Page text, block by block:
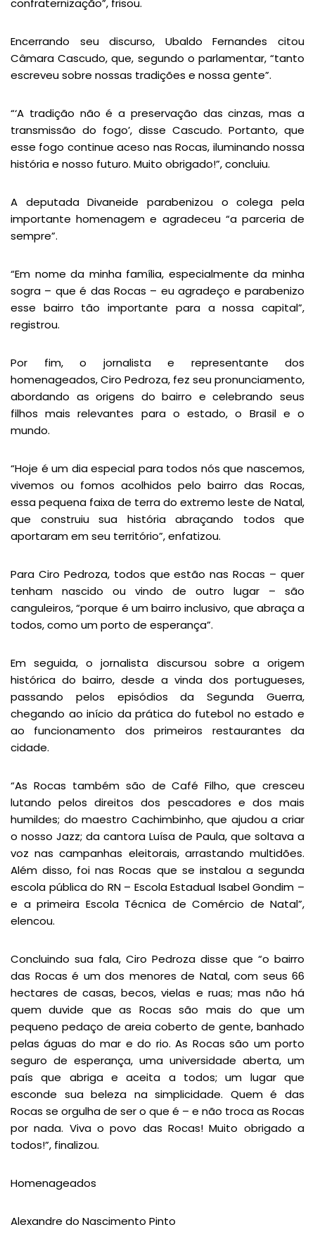
confraternização”, frisou.
Encerrando seu discurso, Ubaldo Fernandes citou
Câmara Cascudo, que, segundo o parlamentar, “tanto
escreveu sobre nossas tradições e nossa gente”.
“‘A tradição não é a preservação das cinzas, mas a
transmissão do fogo’, disse Cascudo. Portanto, que
esse fogo continue aceso nas Rocas, iluminando nossa
história e nosso futuro. Muito obrigado!”, concluiu.
A deputada Divaneide parabenizou o colega pela
importante homenagem e agradeceu “a parceria de
sempre”.
“Em nome da minha família, especialmente da minha
sogra – que é das Rocas – eu agradeço e parabenizo
esse bairro tão importante para a nossa capital”,
registrou.
Por fim, o jornalista e representante dos
homenageados, Ciro Pedroza, fez seu pronunciamento,
abordando as origens do bairro e celebrando seus
filhos mais relevantes para o estado, o Brasil e o
mundo.
“Hoje é um dia especial para todos nós que nascemos,
vivemos ou fomos acolhidos pelo bairro das Rocas,
essa pequena faixa de terra do extremo leste de Natal,
que construiu sua história abraçando todos que
aportaram em seu território”, enfatizou.
Para Ciro Pedroza, todos que estão nas Rocas – quer
tenham nascido ou vindo de outro lugar – são
canguleiros, “porque é um bairro inclusivo, que abraça a
todos, como um porto de esperança”.
Em seguida, o jornalista discursou sobre a origem
histórica do bairro, desde a vinda dos portugueses,
passando pelos episódios da Segunda Guerra,
chegando ao início da prática do futebol no estado e
ao funcionamento dos primeiros restaurantes da
cidade.
“As Rocas também são de Café Filho, que cresceu
lutando pelos direitos dos pescadores e dos mais
humildes; do maestro Cachimbinho, que ajudou a criar
o nosso Jazz; da cantora Luísa de Paula, que soltava a
voz nas campanhas eleitorais, arrastando multidões.
Além disso, foi nas Rocas que se instalou a segunda
escola pública do RN – Escola Estadual Isabel Gondim –
e a primeira Escola Técnica de Comércio de Natal”,
elencou.
Concluindo sua fala, Ciro Pedroza disse que “o bairro
das Rocas é um dos menores de Natal, com seus 66
hectares de casas, becos, vielas e ruas; mas não há
quem duvide que as Rocas são mais do que um
pequeno pedaço de areia coberto de gente, banhado
pelas águas do mar e do rio. As Rocas são um porto
seguro de esperança, uma universidade aberta, um
país que abriga e aceita a todos; um lugar que
esconde sua beleza na simplicidade. Quem é das
Rocas se orgulha de ser o que é – e não troca as Rocas
por nada. Viva o povo das Rocas! Muito obrigado a
todos!”, finalizou.
Homenageados
Alexandre do Nascimento Pinto